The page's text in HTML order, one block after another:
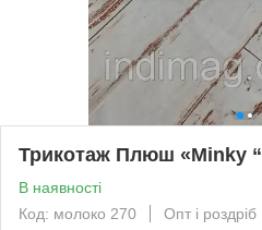
Трикотаж Плюш «Minky “
В наявності
Код: молоко 270
Опт і роздріб